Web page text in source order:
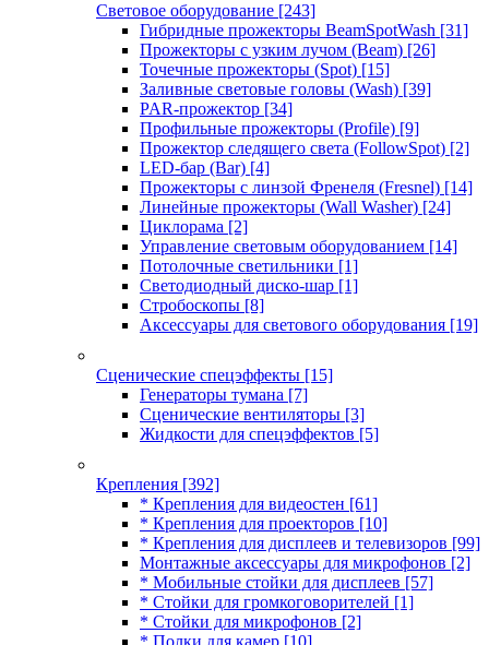
Световое оборудование [243]
Гибридные прожекторы BeamSpotWash [31]
Прожекторы с узким лучом (Beam) [26]
Точечные прожекторы (Spot) [15]
Заливные световые головы (Wash) [39]
PAR-прожектор [34]
Профильные прожекторы (Profile) [9]
Прожектор следящего света (FollowSpot) [2]
LED-бар (Bar) [4]
Прожекторы с линзой Френеля (Fresnel) [14]
Линейные прожекторы (Wall Washer) [24]
Циклорама [2]
Управление световым оборудованием [14]
Потолочные светильники [1]
Светодиодный диско-шар [1]
Стробоскопы [8]
Аксессуары для светового оборудования [19]
Сценические спецэффекты [15]
Генераторы тумана [7]
Сценические вентиляторы [3]
Жидкости для спецэффектов [5]
Крепления [392]
* Крепления для видеостен [61]
* Крепления для проекторов [10]
* Крепления для дисплеев и телевизоров [99]
Монтажные аксессуары для микрофонов [2]
* Мобильные стойки для дисплеев [57]
* Стойки для громкоговорителей [1]
* Стойки для микрофонов [2]
* Полки для камер [10]